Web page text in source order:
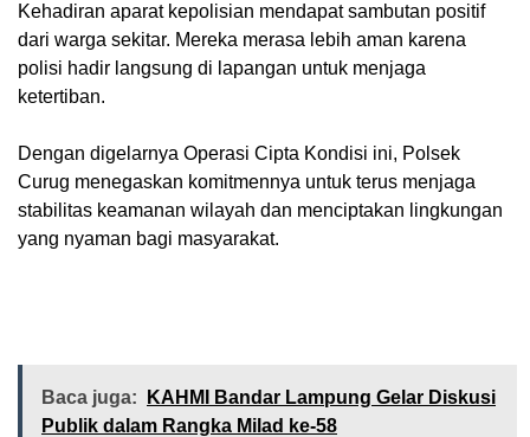
Kehadiran aparat kepolisian mendapat sambutan positif
dari warga sekitar. Mereka merasa lebih aman karena
polisi hadir langsung di lapangan untuk menjaga
ketertiban.
Dengan digelarnya Operasi Cipta Kondisi ini, Polsek
Curug menegaskan komitmennya untuk terus menjaga
stabilitas keamanan wilayah dan menciptakan lingkungan
yang nyaman bagi masyarakat.
Baca juga:
KAHMI Bandar Lampung Gelar Diskusi
Publik dalam Rangka Milad ke-58